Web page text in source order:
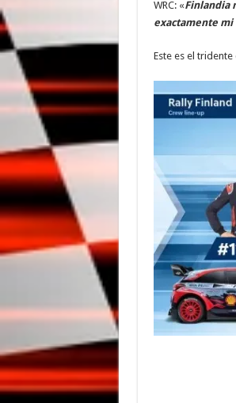
WRC: «Finlandia
exactamente mi
Este es el